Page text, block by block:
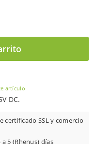
artículo
DC.
certificado SSL y comercio
5 (Rhenus) días